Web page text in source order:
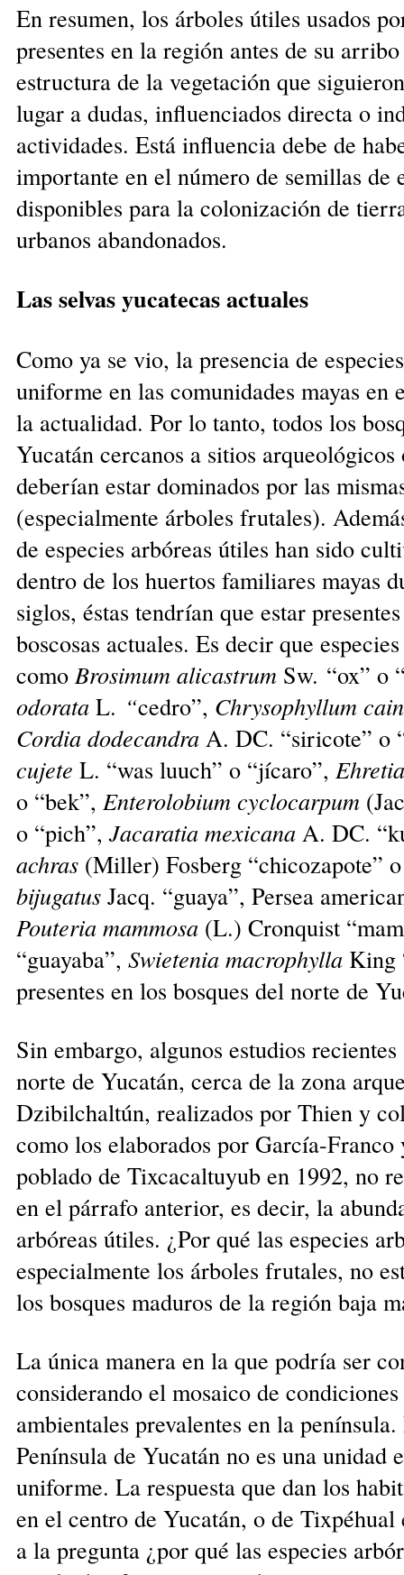
En resumen, los árboles útiles usados
presentes en la región antes de su
estructura de la vegetación que
lugar a dudas, influenciados directa o
actividades. Está influencia debe de
importante en el número de semillas de
disponibles para la colonización de
urbanos abandonados.
Las selvas yucatecas actuales
Como ya se vio, la presencia de
uniforme en las comunidades mayas en
la actualidad. Por lo tanto, todos los
Yucatán cercanos a sitios arqueológicos
deberían estar dominados por las
(especialmente árboles frutales).
de especies arbóreas útiles han sido
dentro de los huertos familiares mayas
siglos, éstas tendrían que estar
boscosas actuales. Es decir que
como Brosimum alicastrum Sw. “ox” o
odorata L. “cedro”, Chrysophyllum
Cordia dodecandra A. DC. “siricote” o
cujete L. “was luuch” o “jícaro”,
o “bek”, Enterolobium cyclocarpum
o “pich”, Jacaratia mexicana A. DC.
achras (Miller) Fosberg “chicozapote”
bijugatus Jacq. “guaya”, Persea
Pouteria mammosa (L.) Cronquist
“guayaba”, Swietenia macrophylla King
presentes en los bosques del norte de
Sin embargo, algunos estudios
norte de Yucatán, cerca de la zona
Dzibilchaltún, realizados por Thien y
como los elaborados por García-
poblado de Tixcacaltuyub en 1992, no
en el párrafo anterior, es decir, la
arbóreas útiles. ¿Por qué las especies
especialmente los árboles frutales, no
los bosques maduros de la región baja
La única manera en la que podría ser
considerando el mosaico de
ambientales prevalentes en la
Península de Yucatán no es una unidad
uniforme. La respuesta que dan los
en el centro de Yucatán, o de
a la pregunta ¿por qué las especies